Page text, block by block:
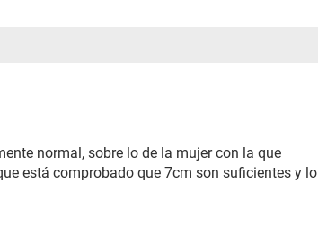
normal, sobre lo de la mujer con la que
está comprobado que 7cm son suficientes y lo